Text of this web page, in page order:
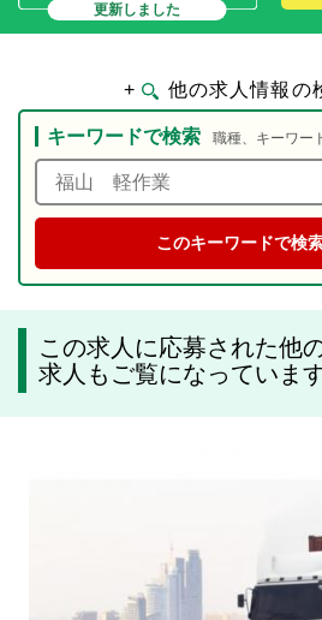
更新しました
+ 他の求人情報の
キーワードで検索 職種、キーワー
この求人に応募された他
求人もご覧になっています